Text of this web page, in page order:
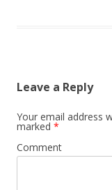
Leave a Reply
Your email address
marked *
Comment